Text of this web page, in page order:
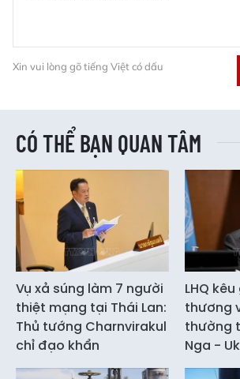
Xin vui lòng gõ tiếng Việt có dấu
CÓ THỂ BẠN QUAN TÂM
Vụ xả súng làm 7 người
thiệt mạng tại Thái Lan:
Thủ tướng Charnvirakul
chỉ đạo khẩn
LHQ
thương
thường
Nga -